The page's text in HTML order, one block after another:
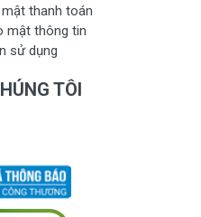
thanh toán
mật thông tin
sử dụng
TÔI